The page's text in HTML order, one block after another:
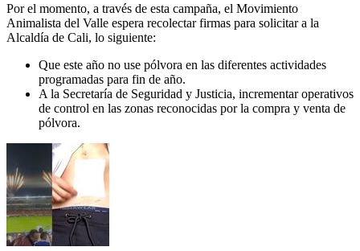
Por el momento, a través de esta campaña, el Movimiento
Animalista del Valle espera recolectar firmas para solicitar a la
Alcaldía de Cali, lo siguiente:
Que este año no use pólvora en las diferentes actividades
programadas para fin de año.
A la Secretaría de Seguridad y Justicia, incrementar operativos
de control en las zonas reconocidas por la compra y venta de
pólvora.